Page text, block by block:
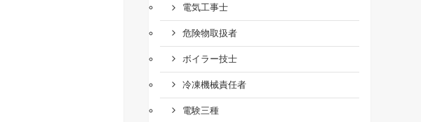
電気工事士
危険物取扱者
ボイラー技士
冷凍機械責任者
電験三種